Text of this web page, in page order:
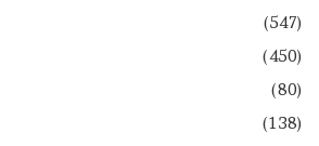
(547)
(450)
(80)
(138)